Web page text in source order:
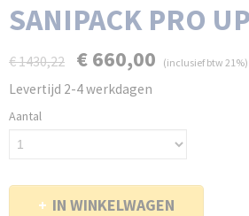
SANIPACK PRO UP
€ 1430,22 € 660,00 (inclusief btw 21%)
Levertijd 2-4 werkdagen
Aantal
IN WINKELWAGEN